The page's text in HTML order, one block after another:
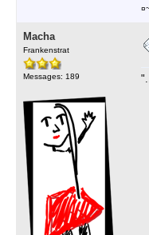
Macha
Frankenstrat
Messages: 189